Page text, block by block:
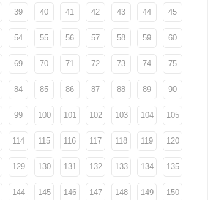
39 40 41 42 43 44 45
54 55 56 57 58 59 60
69 70 71 72 73 74 75
84 85 86 87 88 89 90
99 100 101 102 103 104 105
114 115 116 117 118 119 120
129 130 131 132 133 134 135
144 145 146 147 148 149 150